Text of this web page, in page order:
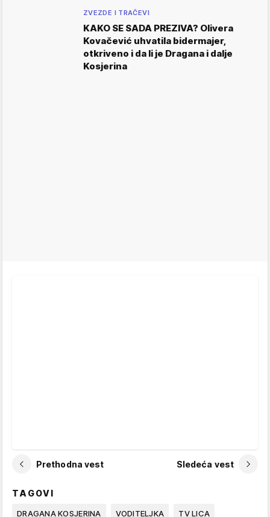
ZVEZDE I TRAČEVI
KAKO SE SADA PREZIVA? OIivera
Kovačević uhvatila bidermajer,
otkriveno i da li je Dragana i dalje
Kosjerina
Prethodna vest Sledeća vest
TAGOVI
DRAGANA KOSJERINA VODITELJKA TV LICA